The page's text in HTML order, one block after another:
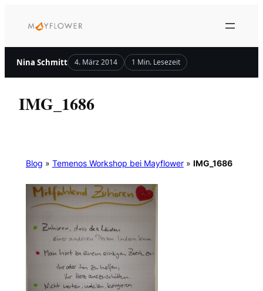
Inhalt
Nina Schmitt 4. März 2014 1 Min. Lesezeit
IMG_1686
Blog » Temenos Workshop bei Mayflower» IMG_1686